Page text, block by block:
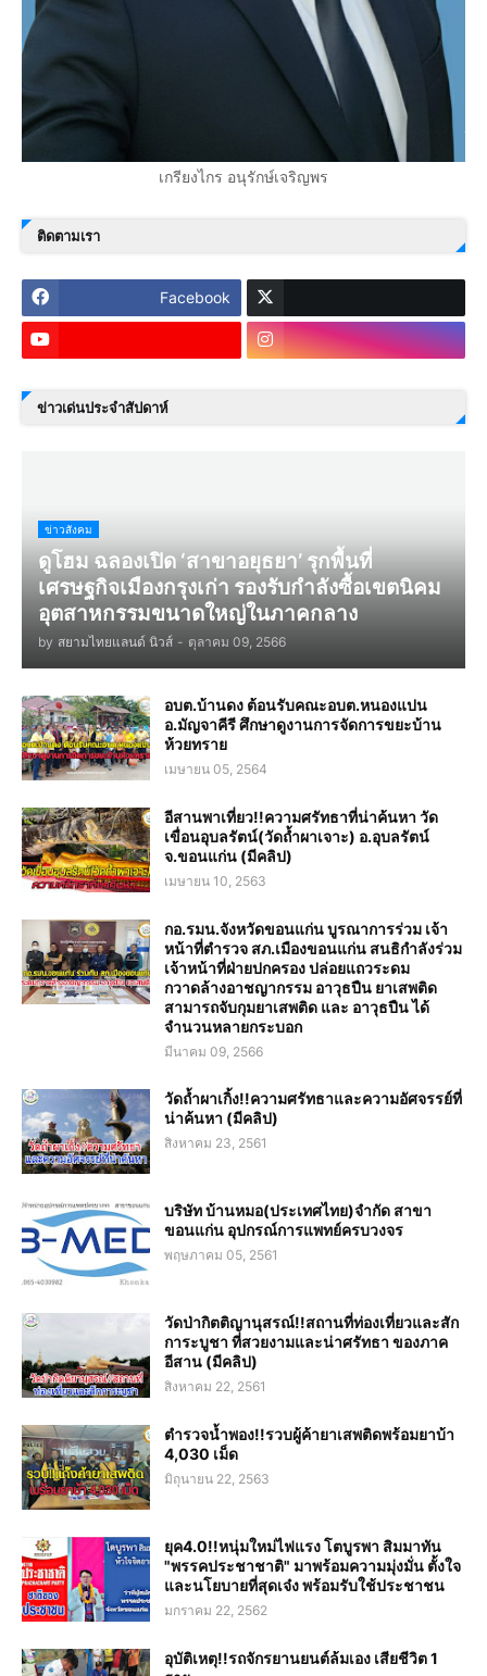
เกรียงไกร อนุรักษ์เจริญพร
ติดตามเรา
Facebook
ข่าวเด่นประจำสัปดาห์
ข่าวสังคม
ดูโฮม ฉลองเปิด ‘สาขาอยุธยา’ รุกพื้นที่
เศรษฐกิจเมืองกรุงเก่า รองรับกำลังซื้อเขตนิคม
อุตสาหกรรมขนาดใหญ่ในภาคกลาง
by สยามไทยแลนด์ นิวส์ - ตุลาคม 09, 2566
อบต.บ้านดง ต้อนรับคณะอบต.หนองแปน
อ.มัญจาคีรี ศึกษาดูงานการจัดการขยะบ้าน
ห้วยทราย
เมษายน 05, 2564
อีสานพาเที่ยว!!ความศรัทธาที่น่าค้นหา วัด
เขื่อนอุบลรัตน์(วัดถ้ำผาเจาะ) อ.อุบลรัตน์
จ.ขอนแก่น (มีคลิป)
เมษายน 10, 2563
กอ.รมน.จังหวัดขอนแก่น บูรณาการร่วม เจ้า
หน้าที่ตำรวจ สภ.เมืองขอนแก่น สนธิกำลังร่วม
เจ้าหน้าที่ฝ่ายปกครอง ปล่อยแถวระดม
กวาดล้างอาชญากรรม อาวุธปืน ยาเสพติด
สามารถจับกุมยาเสพติด และ อาวุธปืน ได้
จำนวนหลายกระบอก
มีนาคม 09, 2566
วัดถ้ำผาเกิ้ง!!ความศรัทธาและความอัศจรรย์ที่
น่าค้นหา (มีคลิป)
สิงหาคม 23, 2561
บริษัท บ้านหมอ(ประเทศไทย)จำกัด สาขา
ขอนแก่น อุปกรณ์การแพทย์ครบวงจร
พฤษภาคม 05, 2561
วัดป่ากิตติญานุสรณ์!!สถานที่ท่องเที่ยวและสัก
การะบูชา ที่สวยงามและน่าศรัทธา ของภาค
อีสาน (มีคลิป)
สิงหาคม 22, 2561
ตำรวจน้ำพอง!!รวบผู้ค้ายาเสพติดพร้อมยาบ้า
4,030 เม็ด
มิถุนายน 22, 2563
ยุค4.0!!หนุ่มใหม่ไฟแรง โตบูรพา สิมมาทัน
"พรรคประชาชาติ" มาพร้อมความมุ่งมั่น ตั้งใจ
และนโยบายที่สุดเจ๋ง พร้อมรับใช้ประชาชน
มกราคม 22, 2562
อุบัติเหตุ!!รถจักรยานยนต์ล้มเอง เสียชีวิต 1